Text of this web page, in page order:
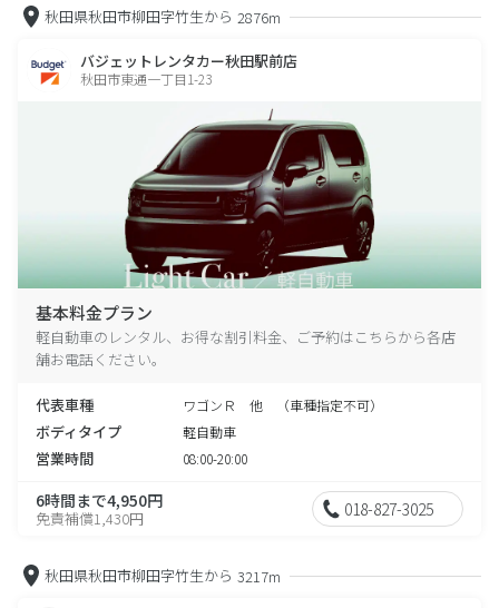
秋田県秋田市柳田字竹生から 2876m
バジェットレンタカー秋田駅前店
秋田市東通一丁目1-23
基本料金プラン
軽自動車のレンタル、お得な割引料金、ご予約はこちらから各店
舗お電話ください。
代表車種 ワゴンＲ 他 （車種指定不可）
ボディタイプ 軽自動車
営業時間 08:00-20:00
6時間まで4,950円
免責補償1,430円 018-827-3025
秋田県秋田市柳田字竹生から 3217m